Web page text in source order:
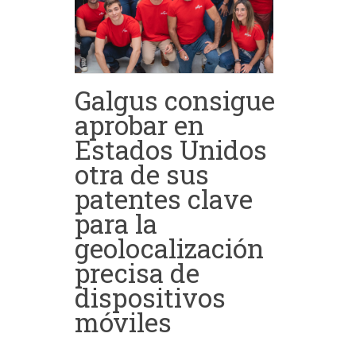
Galgus consigue
aprobar en
Estados Unidos
otra de sus
patentes clave
para la
geolocalización
precisa de
dispositivos
móviles